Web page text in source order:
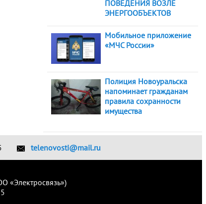
ПОВЕДЕНИЯ ВОЗЛЕ
ЭНЕРГООБЪЕКТОВ
Мобильное приложение
«МЧС России»
Полиция Новоуральска
напоминает гражданам
правила сохранности
имущества
telenovosti@mail.ru
«Электросвязь»)